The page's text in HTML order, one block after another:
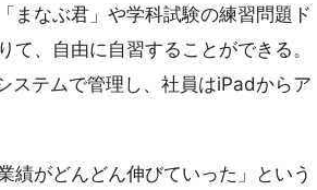
まなぶ君」や学科試験の練習問題ド
、自由に自習することができる。
ステムで管理し、社員はiPadからア
績がどんどん伸びていった」という